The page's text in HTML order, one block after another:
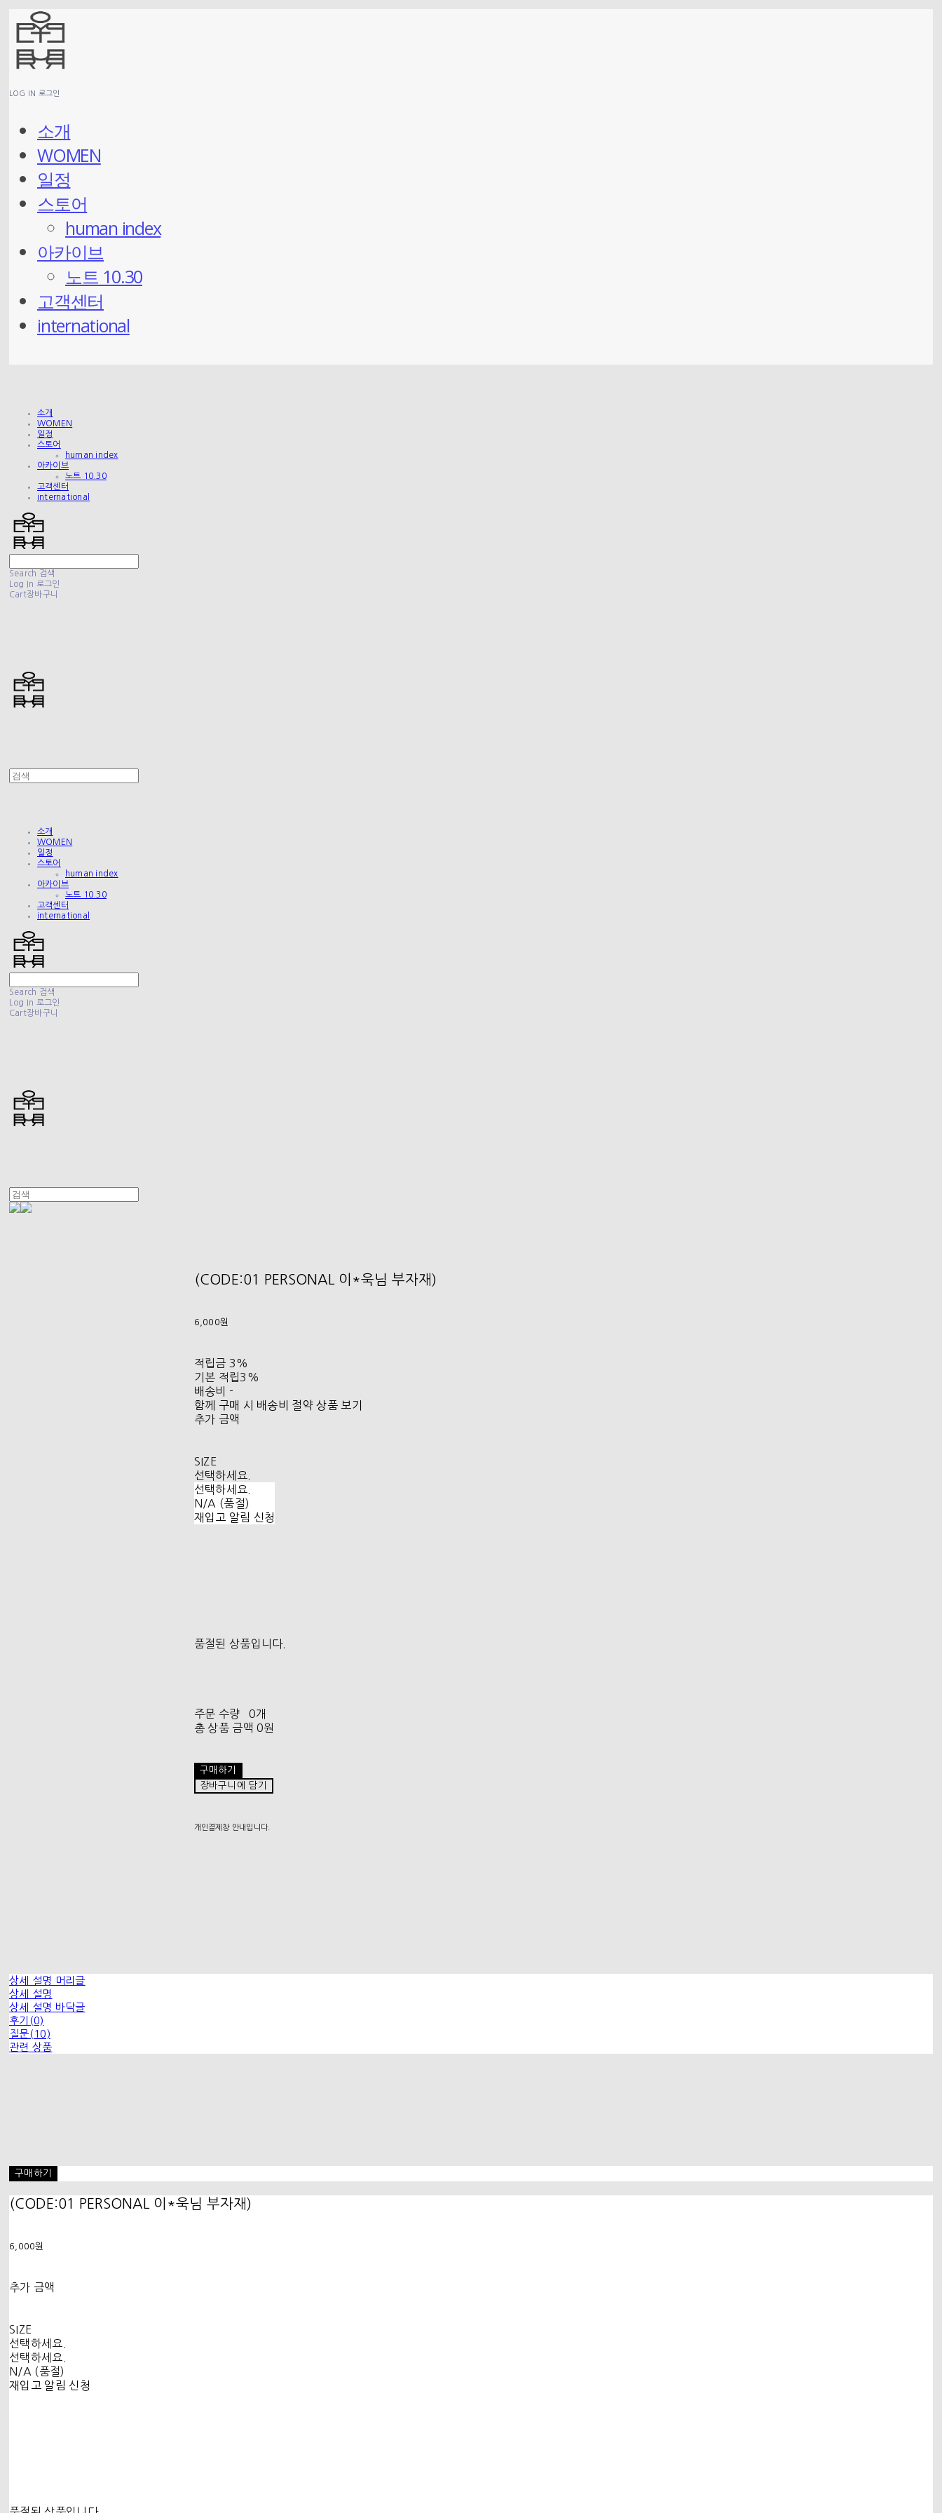
LOG IN 로그인
소개
WOMEN
일정
스토어
human index
아카이브
노트 10.30
고객센터
international
소개
WOMEN
일정
스토어
human index
아카이브
노트 10.30
고객센터
international
Search 검색
Log In 로그인
Cart장바구니
소개
WOMEN
일정
스토어
human index
아카이브
노트 10.30
고객센터
international
Search 검색
Log In 로그인
Cart장바구니
(CODE:01 PERSONAL 이*욱님 부자재)
6,000원
적립금 3%
기본 적립3%
배송비 -
함께 구매 시 배송비 절약 상품 보기
추가 금액
SIZE
선택하세요.
선택하세요.
N/A (품절)
재입고 알림 신청
품절된 상품입니다.
주문 수량
0개
총 상품 금액 0원
구매하기
장바구니에 담기
개인결제창 안내입니다.
상세 설명 머리글
상세 설명
상세 설명 바닥글
후기(0)
질문(10)
관련 상품
구매하기
(CODE:01 PERSONAL 이*욱님 부자재)
6,000원
추가 금액
SIZE
선택하세요.
선택하세요.
N/A (품절)
재입고 알림 신청